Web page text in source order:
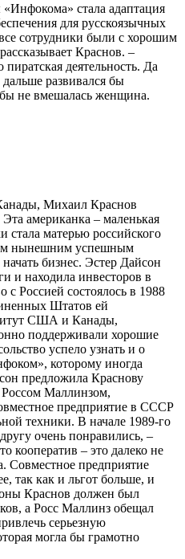
стала адаптация
для русскоязычных
сотрудники были с хорошим
Краснов. –
деятельность. Да
развивался бы
не вмешалась женщина.
Михаил Краснов
американка – маленькая
стала матерью российского
нынешним успешным
бизнес. Эстер Дайсон
и находила инвесторов в
с Россией состоялось в 1988
Штатов ей
США и Канады,
поддерживали хорошие
успело узнать и о
которому иногда
предложила Краснову
Россом Маллинзом,
предприятие в СССР
техники. В начале 1989-го
очень понравились, –
кооператив – это далеко не
Совместное предприятие
так как и льгот больше, и
Краснов должен был
а Росс Маллинз обещал
серьезную
могла бы грамотно